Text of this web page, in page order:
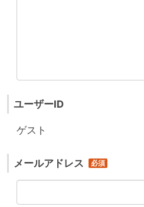
ユーザーID
ゲスト
メールアドレス